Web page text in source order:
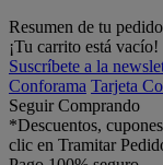
Resumen de tu pedido
¡Tu carrito está vacío!
Suscríbete a la
Conforama Tarjeta
Seguir Comprando
*Descuentos,
clic en Tramitar